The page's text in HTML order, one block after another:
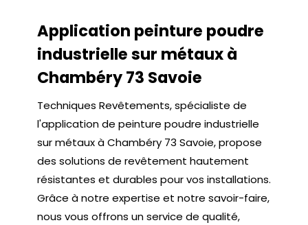
Application peinture poudre
industrielle sur métaux à
Chambéry 73 Savoie
Techniques Revêtements, spécialiste de
l'application de peinture poudre industrielle
sur métaux à Chambéry 73 Savoie, propose
des solutions de revêtement hautement
résistantes et durables pour vos installations.
Grâce à notre expertise et notre savoir-faire,
nous vous offrons un service de qualité,